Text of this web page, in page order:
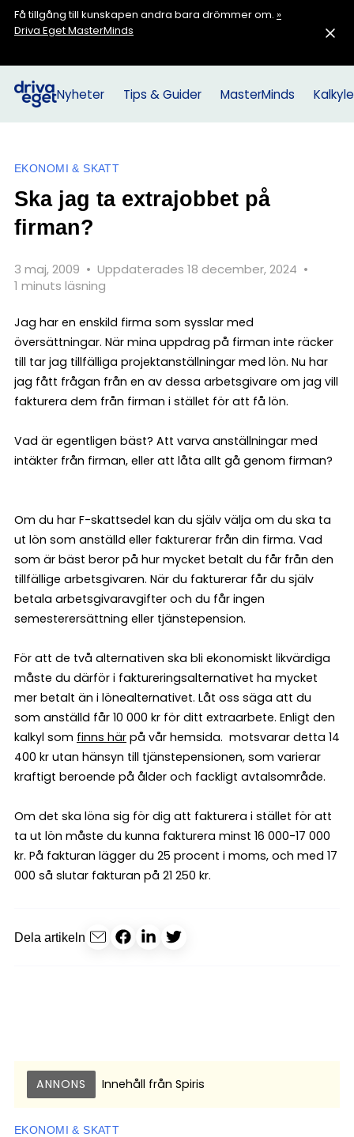
Få tillgång till kunskapen andra bara drömmer om. »
Driva Eget MasterMinds
Nyheter Tips & Guider MasterMinds
EKONOMI & SKATT
Ska jag ta extrajobbet på
firman?
3 maj, 2009 • Uppdaterades 18 december, 2024 •
1 minuts läsning
Jag har en enskild firma som sysslar med
översättningar. När mina uppdrag på firman inte räcker
till tar jag tillfälliga projektanställningar med lön. Nu har
jag fått frågan från en av dessa arbetsgivare om jag vill
fakturera dem från firman i stället för att få lön.
Vad är egentligen bäst? Att varva anställningar med
intäkter från firman, eller att låta allt gå genom firman?
Om du har F-skattsedel kan du själv välja om du ska ta
ut lön som anställd eller fakturerar från din firma. Vad
som är bäst beror på hur mycket betalt du får från den
tillfällige arbetsgivaren. När du fakturerar får du själv
betala arbetsgivaravgifter och du får ingen
semesterersättning eller tjänstepension.
För att de två alternativen ska bli ekonomiskt likvärdiga
måste du därför i faktureringsalternativet ha mycket
mer betalt än i lönealternativet. Låt oss säga att du
som anställd får 10 000 kr för ditt extraarbete. Enligt den
kalkyl som finns här på vår hemsida. motsvarar detta 14
400 kr utan hänsyn till tjänstepensionen, som varierar
kraftigt beroende på ålder och fackligt avtalsområde.
Om det ska löna sig för dig att fakturera i stället för att
ta ut lön måste du kunna fakturera minst 16 000-17 000
kr. På fakturan lägger du 25 procent i moms, och med 17
000 så slutar fakturan på 21 250 kr.
Dela artikeln
ANNONS Innehåll från Spiris
EKONOMI & SKATT